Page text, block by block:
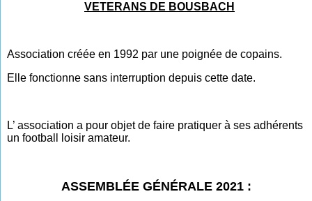
VETERANS DE BOUSBACH
Association créée en 1992 par une poignée de copains.
Elle fonctionne sans interruption depuis cette date.
L’ association a pour objet de faire pratiquer à ses adhérents
un football loisir amateur.
ASSEMBLÉE GÉNÉRALE 2021 :